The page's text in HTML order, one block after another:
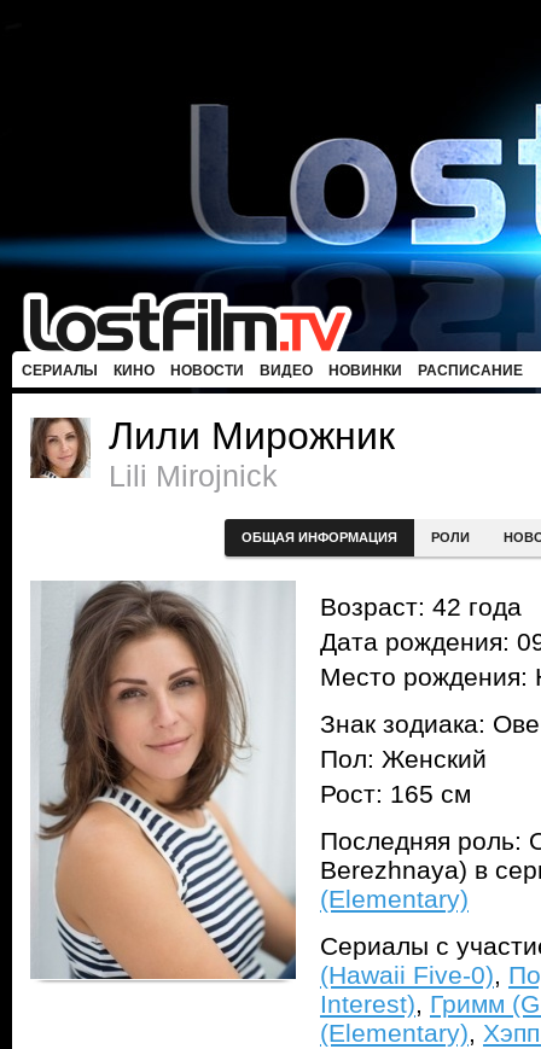
СЕРИАЛЫ КИНО НОВОСТИ ВИДЕО НОВИНКИ РАСПИСАНИЕ
Лили Мирожник
Lili Mirojnick
ОБЩАЯ ИНФОРМАЦИЯ РОЛИ
Возраст: 42 года
Дата рождения:
Место
Знак зодиака:
Пол: Женский
Рост: 165 см
Последняя роль:
Berezhnaya) в
(Elementary)
Сериалы с
(Hawaii Five-0),
Interest), Гримм
(Elementary),